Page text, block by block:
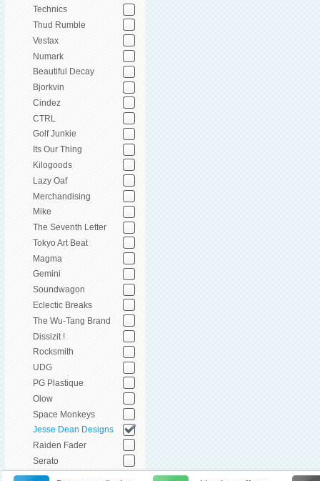
Technics
Thud Rumble
Vestax
Numark
Beautiful Decay
Bjorkvin
Cindez
CTRL
Golf Junkie
Its Our Thing
Kilogoods
Lazy Oaf
Merchandising
Mike
The Seventh Letter
Tokyo Art Beat
Magma
Gemini
Soundwagon
Eclectic Breaks
The Wu-Tang Brand
Dissizit !
Rocksmith
UDG
PG Plastique
Olow
Space Monkeys
Jesse Dean Designs
Raiden Fader
Serato